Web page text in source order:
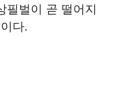
필벌이 곧 떨어지
다.